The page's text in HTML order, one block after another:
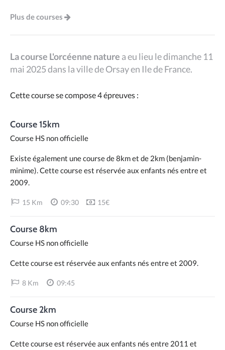
Plus de courses
La course L'orcéenne nature a eu lieu le dimanche 11
mai 2025 dans la ville de Orsay en Ile de France.
Cette course se compose 4 épreuves :
Course 15km
Course HS non officielle
Existe également une course de 8km et de 2km (benjamin-
minime). Cette course est réservée aux enfants nés entre et
2009.
15 Km 09:30 15€
Course 8km
Course HS non officielle
Cette course est réservée aux enfants nés entre et 2009.
8 Km 09:45
Course 2km
Course HS non officielle
Cette course est réservée aux enfants nés entre 2011 et